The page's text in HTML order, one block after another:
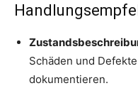
Schäden und
dokumentieren.